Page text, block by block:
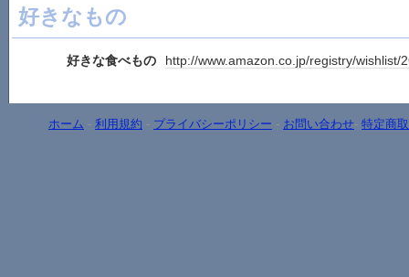
好きなもの
好きな食べもの http://www.amazon.co.jp/registry/wishlist/
ホーム - 利用規約 - プライバシーポリシー - お問い合わせ- 特定商